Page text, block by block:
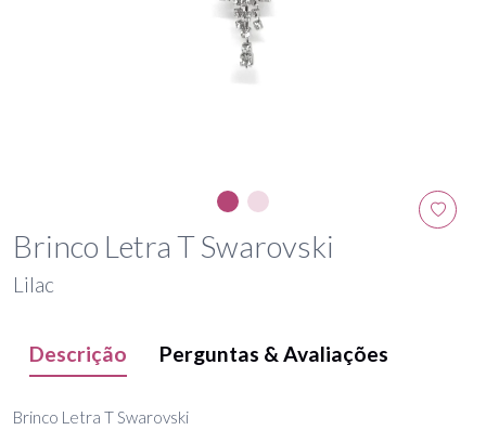
Brinco Letra T Swarovski
Lilac
Descrição Perguntas & Avaliações
Brinco Letra T Swarovski